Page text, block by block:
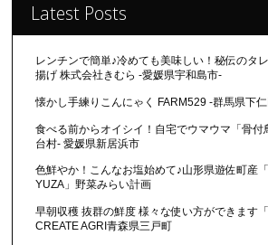
Latest Posts
レンチンで簡単♪冷めても美味しい！秘伝のタ
揚げ 株式会社きむら -愛媛県宇和島市-
懐かし手練りこんにゃく FARM529 -群馬県下
食べる前からオイシイ！自宅でウマウマ「骨付
台村- 愛媛県新居浜市
色鮮やか！こんなお塩始めて♪山形県遊佐町産
YUZA」野菜みらい計画
早朝収穫 抜群の鮮度 様々な使い方ができます「
CREATE AGRI青森県三戸町